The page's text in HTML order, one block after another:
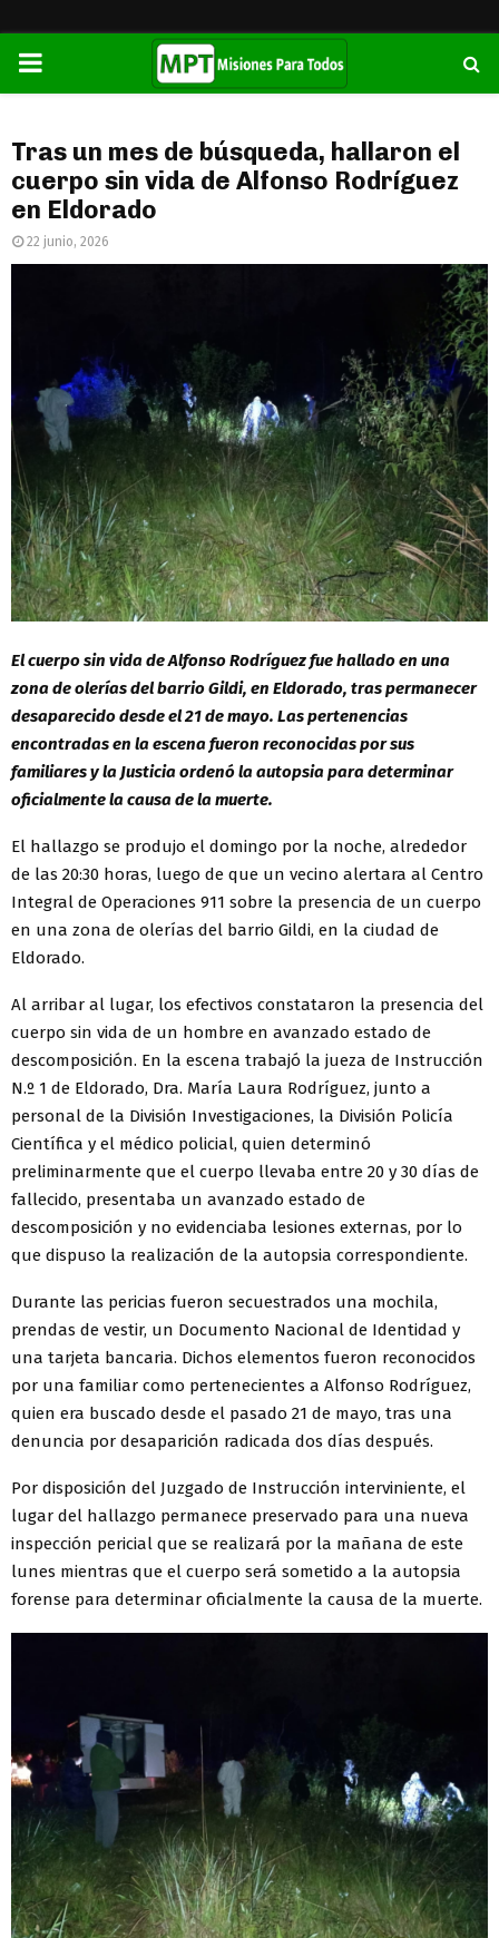
PRIMARY
Tras un mes de búsqueda, hallaron el
cuerpo sin vida de Alfonso Rodríguez
en Eldorado
22 junio, 2026
El cuerpo sin vida de Alfonso Rodríguez fue hallado en una
zona de olerías del barrio Gildi, en Eldorado, tras permanecer
desaparecido desde el 21 de mayo. Las pertenencias
encontradas en la escena fueron reconocidas por sus
familiares y la Justicia ordenó la autopsia para determinar
oficialmente la causa de la muerte.
El hallazgo se produjo el domingo por la noche, alrededor
de las 20:30 horas, luego de que un vecino alertara al Centro
Integral de Operaciones 911 sobre la presencia de un cuerpo
en una zona de olerías del barrio Gildi, en la ciudad de
Eldorado.
Al arribar al lugar, los efectivos constataron la presencia del
cuerpo sin vida de un hombre en avanzado estado de
descomposición. En la escena trabajó la jueza de Instrucción
N.º 1 de Eldorado, Dra. María Laura Rodríguez, junto a
personal de la División Investigaciones, la División Policía
Científica y el médico policial, quien determinó
preliminarmente que el cuerpo llevaba entre 20 y 30 días de
fallecido, presentaba un avanzado estado de
descomposición y no evidenciaba lesiones externas, por lo
que dispuso la realización de la autopsia correspondiente.
Durante las pericias fueron secuestrados una mochila,
prendas de vestir, un Documento Nacional de Identidad y
una tarjeta bancaria. Dichos elementos fueron reconocidos
por una familiar como pertenecientes a Alfonso Rodríguez,
quien era buscado desde el pasado 21 de mayo, tras una
denuncia por desaparición radicada dos días después.
Por disposición del Juzgado de Instrucción interviniente, el
lugar del hallazgo permanece preservado para una nueva
inspección pericial que se realizará por la mañana de este
lunes mientras que el cuerpo será sometido a la autopsia
forense para determinar oficialmente la causa de la muerte.